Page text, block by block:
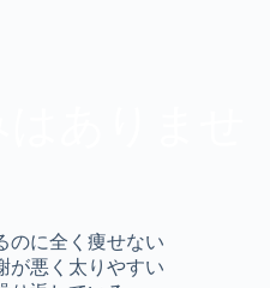
のに全く痩せない
が悪く太りやすい